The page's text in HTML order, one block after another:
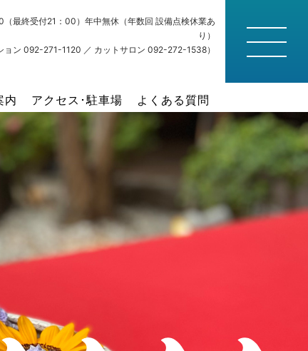
終受付21：00）年中無休（年数回 設備点検休業あ
り）
ン 092-271-1120 ／ カットサロン 092-272-1538）
内 アクセス･駐車場 よくある質問